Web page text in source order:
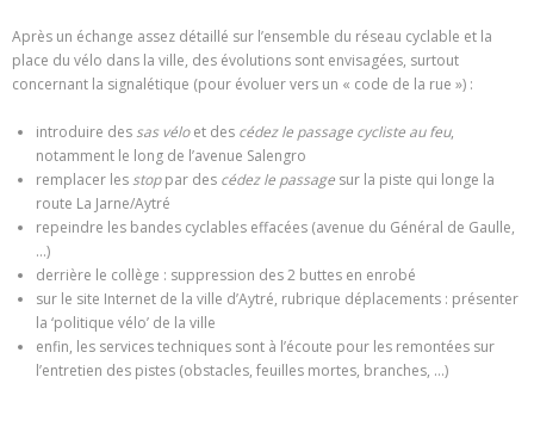
Après un échange assez détaillé sur l’ensemble du réseau cyclable et la
place du vélo dans la ville, des évolutions sont envisagées, surtout
concernant la signalétique (pour évoluer vers un « code de la rue ») :
introduire des sas véloet des cédez le passage cycliste au feu,
notamment le long de l’avenue Salengro
remplacer les stoppar des cédez le passage sur la piste qui longe la
route La Jarne/Aytré
repeindre les bandes cyclables effacées (avenue du Général de Gaulle,
…)
derrière le collège : suppression des 2 buttes en enrobé
sur le site Internet de la ville d’Aytré, rubrique déplacements : présenter
la ‘politique vélo’ de la ville
enfin, les services techniques sont à l’écoute pour les remontées sur
l’entretien des pistes (obstacles, feuilles mortes, branches, …)